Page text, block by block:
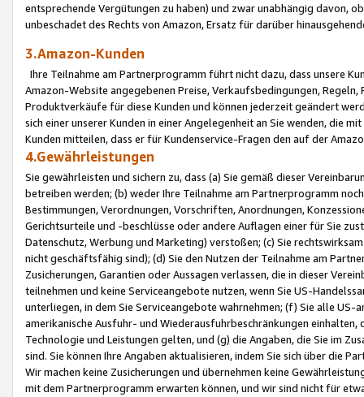
entsprechende Vergütungen zu haben) und zwar unabhängig davon,
unbeschadet des Rechts von Amazon, Ersatz für darüber
3.Amazon-Kunden
Ihre Teilnahme am Partnerprogramm führt nicht dazu, dass unsere
Amazon-Website angegebenen Preise, Verkaufsbedingungen,
Produktverkäufe für diese Kunden und können jederzeit geändert
sich einer unserer Kunden in einer Angelegenheit an Sie wenden, die
Kunden mitteilen, dass er für Kundenservice-Fragen den auf der
4.Gewährleistungen
Sie gewährleisten und sichern zu, dass (a) Sie gemäß dieser
betreiben werden; (b) weder Ihre Teilnahme am Partnerprogramm
Bestimmungen, Verordnungen, Vorschriften, Anordnungen,
Gerichtsurteile und -beschlüsse oder andere Auflagen einer für Sie
Datenschutz, Werbung und Marketing) verstoßen; (c) Sie
nicht geschäftsfähig sind); (d) Sie den Nutzen der Teilnahme am
Zusicherungen, Garantien oder Aussagen verlassen, die in dieser
teilnehmen und keine Serviceangebote nutzen, wenn Sie US-
unterliegen, in dem Sie Serviceangebote wahrnehmen; (f) Sie alle
amerikanische Ausfuhr- und Wiederausfuhrbeschränkungen
Technologie und Leistungen gelten, und (g) die Angaben, die Sie im
sind. Sie können Ihre Angaben aktualisieren, indem Sie sich über die
Wir machen keine Zusicherungen und übernehmen keine
mit dem Partnerprogramm erwarten können, und wir sind nicht für